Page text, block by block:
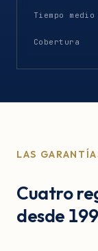
Tiempo medio
Cobertura
LAS
Cuatro
desde